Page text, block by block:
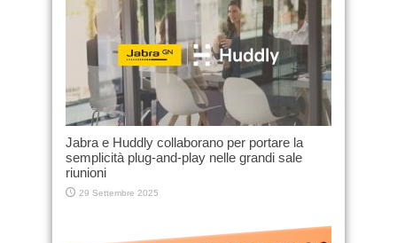
Jabra e Huddly collaborano per portare la
semplicità plug-and-play nelle grandi sale
riunioni
29 Settembre 2025